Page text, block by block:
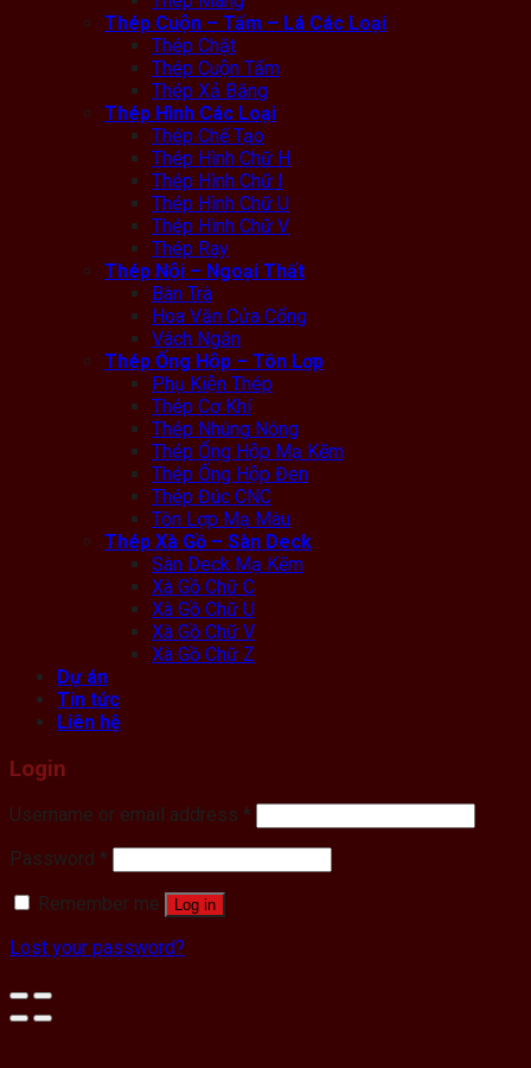
Thép Cuộn – Tấm – Lá Các Loại
Thép Chặt
Thép Cuộn Tấm
Thép Xả Băng
Thép Hình Các Loại
Thép Chế Tạo
Thép Hình Chữ H
Thép Hình Chữ I
Thép Hình Chữ U
Thép Hình Chữ V
Thép Ray
Thép Nội – Ngoại Thất
Bàn Trà
Hoa Văn Cửa Cổng
Vách Ngăn
Thép Ống Hộp – Tôn Lợp
Phụ Kiện Thép
Thép Cơ Khí
Thép Nhúng Nóng
Thép Ống Hộp Mạ Kẽm
Thép Ống Hộp Đen
Thép Đúc CNC
Tôn Lợp Mạ Màu
Thép Xà Gồ – Sàn Deck
Sàn Deck Mạ Kẽm
Xà Gồ Chữ C
Xà Gồ Chữ U
Xà Gồ Chữ V
Xà Gồ Chữ Z
Dự án
Tin tức
Liên hệ
Login
Username or email address *
Password *
Remember me
Log in
Lost your password?